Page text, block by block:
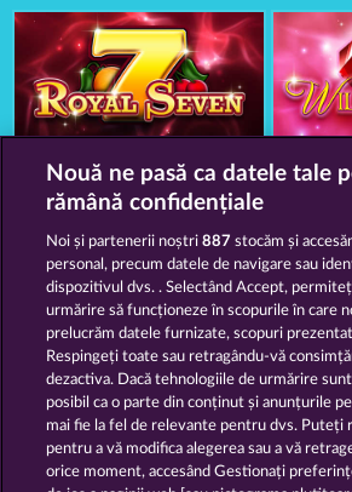
Royal Seven Wild Rubies
Fruits & Wilds 2 Back to the
Termeni și
Nouă ne pasă ca datele tale
rămână confidențiale
Noi și partenerii noștri887 stocăm și
personal, precum datele de navigare sau
dispozitivul dvs. . Selectând Accept,
urmărire să funcționeze în scopurile în care
prelucrăm datele furnizate, scopuri
Respingeți toate sau retragându-vă
dezactiva. Dacă tehnologiile de urmărire
posibil ca o parte din conținut și anunțurile
mai fie la fel de relevante pentru dvs. Puteți
pentru a vă modifica alegerea sau a vă
orice moment, accesând Gestionați